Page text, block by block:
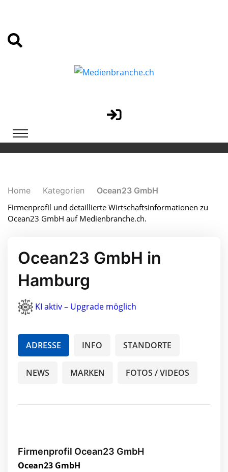
Home Kategorien
Ocean23 GmbH
Firmenprofil und detaillierte Wirtschaftsinformationen zu
Ocean23 GmbH auf Medienbranche.ch.
Ocean23 GmbH in
Hamburg
KI aktiv – Upgrade möglich
ADRESSE INFO STANDORTE
NEWS MARKEN FOTOS / VIDEOS
Firmenprofil Ocean23 GmbH
Ocean23 GmbH